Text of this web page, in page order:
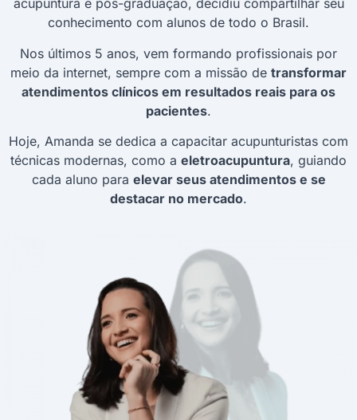
acupuntura e pós-graduação, decidiu compartilhar seu
conhecimento com alunos de todo o Brasil.
Nos últimos 5 anos, vem formando profissionais por
meio da internet, sempre com a missão de transformar
atendimentos clínicos em resultados reais para os
pacientes.
Hoje, Amanda se dedica a capacitar acupunturistas com
técnicas modernas, como a eletroacupuntura, guiando
cada aluno para elevar seus atendimentos e se
destacar no mercado.